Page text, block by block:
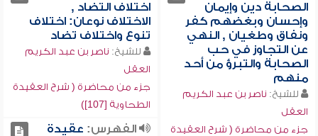
الصحابة دين وإيمان
وإحسان وبغضهم كفر
ونفاق وطغيان , النهي
عن التجاوز في حب
الصحابة والتبرؤ من أحد
منهم
للشيخ: ناصر بن عبد الكريم
العقل
جزء من محاضرة ( شرح العقيدة
اختلاف التضاد ,
الاختلاف نوعان: اختلاف
تنوع واختلاف تضاد
للشيخ: ناصر بن عبد الكريم
العقل
جزء من محاضرة ( شرح العقيدة
الطحاوية [107])
الفهرس: عقيدة